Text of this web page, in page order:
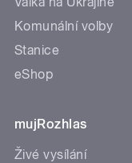
Komunální volby
Stanice
eShop
mujRozhlas
Živé vysílání